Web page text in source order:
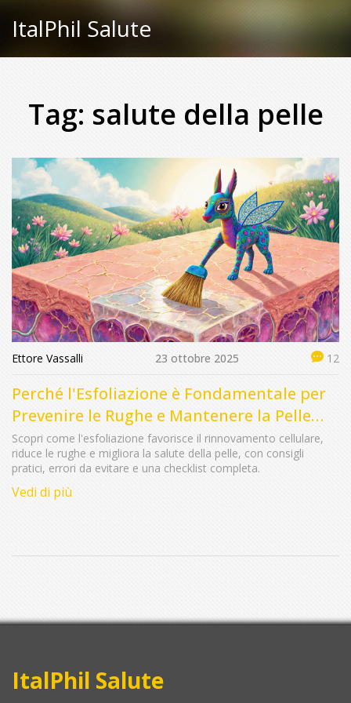
ItalPhil Salute
Tag: salute della pelle
Ettore Vassalli 23 ottobre 2025 12
Perché l'Esfoliazione è Fondamentale per
Prevenire le Rughe e Mantenere la Pelle
Sana
Scopri come l'esfoliazione favorisce il rinnovamento cellulare,
riduce le rughe e migliora la salute della pelle, con consigli
pratici, errori da evitare e una checklist completa.
Vedi di più
ItalPhil Salute